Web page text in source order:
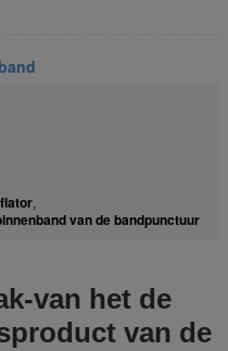
,
van de bandpunctuur
van het de
van de